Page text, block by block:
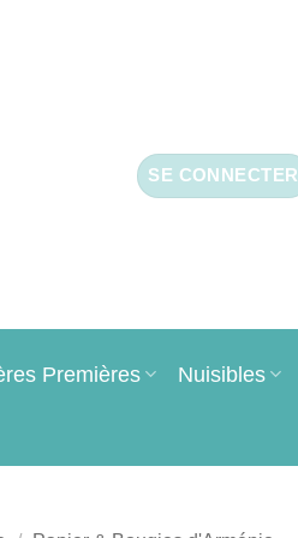
SE CONNECTER
Premières Nuisibles